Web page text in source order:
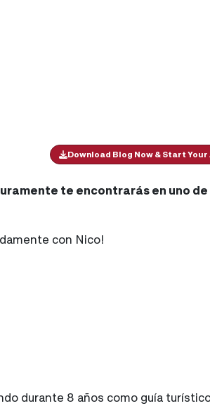
Download Blog Now & Start
te encontrarás en uno
con Nico!
durante 8 años como guía